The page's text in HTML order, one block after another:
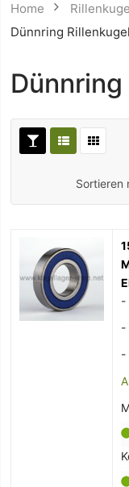
Home
Dünnring
Sortieren
-
-
-